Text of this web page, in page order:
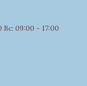
09:00 - 17:00